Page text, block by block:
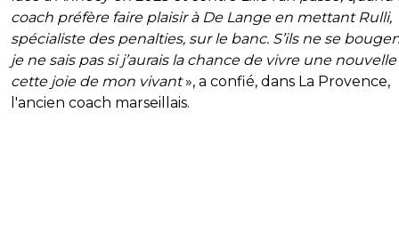
coach préfère faire plaisir à De Lange en mettant Rulli,
spécialiste des penalties, sur le banc. S’ils ne se
je ne sais pas si j’aurais la chance de vivre une
cette joie de mon vivant», a confié, dans La Provence,
l'ancien coach marseillais.